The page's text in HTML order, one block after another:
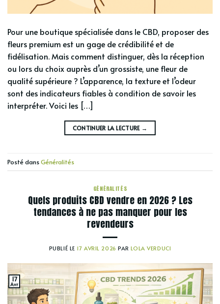
Pour une boutique spécialisée dans le CBD, proposer des
fleurs premium est un gage de crédibilité et de
fidélisation. Mais comment distinguer, dès la réception
ou lors du choix auprès d’un grossiste, une fleur de
qualité supérieure ? L’apparence, la texture et l’odeur
sont des indicateurs fiables à condition de savoir les
interpréter. Voici les […]
CONTINUER LA LECTURE →
Posté dansGénéralités
GÉNÉRALITÉS
Quels produits CBD vendre en 2026 ? Les
tendances à ne pas manquer pour les
revendeurs
PUBLIÉ LE 17 AVRIL 2026 PARLOLA VERDUCI
17
Avr